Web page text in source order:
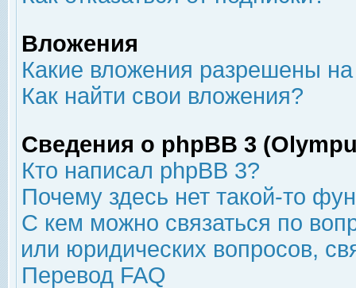
Вложения
Какие вложения разрешены
Как найти свои вложения?
Сведения о phpBB 3
Кто написал phpBB 3?
Почему здесь нет такой-то
С кем можно связаться по
или юридических вопросов,
Перевод FAQ